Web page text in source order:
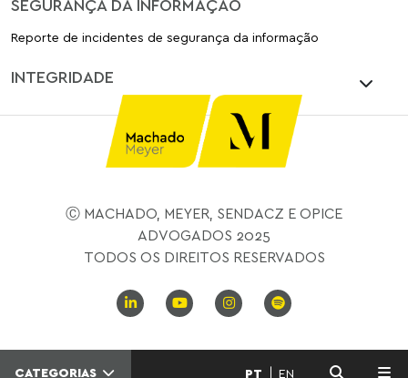
SEGURANÇA DA INFORMAÇÃO
Reporte de incidentes de segurança da informação
INTEGRIDADE
Ⓒ MACHADO, MEYER, SENDACZ E OPICE
ADVOGADOS 2025
TODOS OS DIREITOS RESERVADOS
CATEGORIAS PT EN